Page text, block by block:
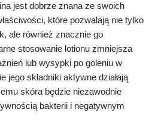
jest dobrze znana ze swoich
które pozwalają nie tylko
ale również znacznie go
stosowanie lotionu zmniejsza
lub wysypki po goleniu w
jego składniki aktywne działają
skóra będzie niezawodnie
bakterii i negatywnym